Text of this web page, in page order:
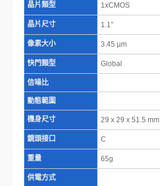
晶片類型 1xCMOS
晶片尺寸 1.1″
像素大小 3.45 µm
快門類型 Global
信噪比
動態範圍
機身尺寸 29 x 29 x 51.5 mm
鏡頭接口 C
重量 65g
供電方式